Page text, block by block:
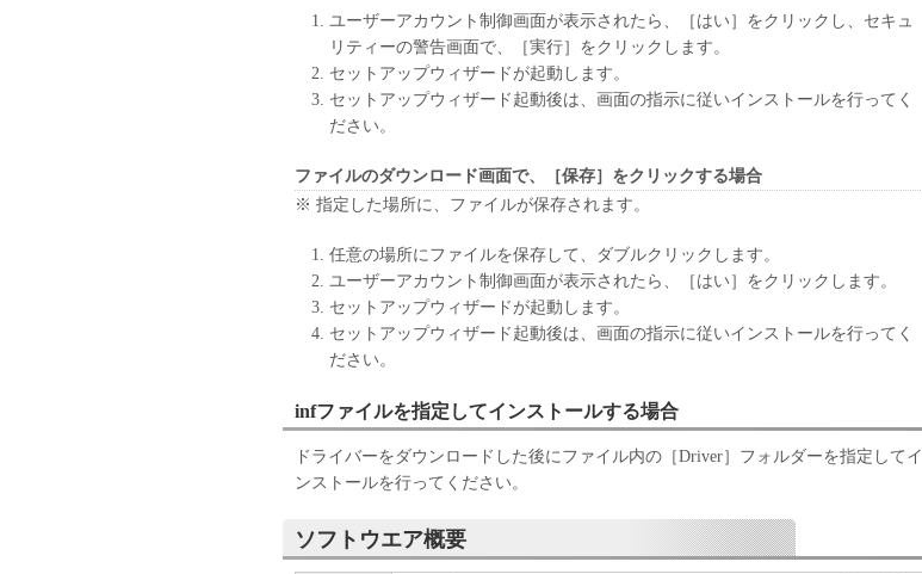
FOR MAINTAINING OR HELPING YOU TO USE THE SOFTWARE. NO
UPDATES, FIXES OR SUPPORTS WILL BE MADE AVAILABLE FOR THE
SOFTWARE.
7. NO WARRANTY AND DISCLAIMER OF INDEMNITY
[NO WARRANTY] THE SOFTWARE IS PROVIDED "AS IS" WITHOUT
BUT NOT LIMITED TO THE IMPLIED WARRANTIES OF MERCHANTABILITY
AND FITNESS FOR A PARTICULAR PURP OS E. THE ENTIRE RISK AS TO THE
THE SOFTWARE PROVE DEFECTIVE, YOU ASSUME THE ENTIRE C OS T OF
ALL NECESSARY SERVICING, REPAIR OR CORRECTION. SOME STATES OR
LEGAL JURISDICTIONS DO NOT ALLOW THE EXCLUSION OF IMPLIED
WARRANTIES, SO THE ABOVE EXCLUSION MAY NOT APPLY TO YOU.
THIS WARRANTY GIVES YOU SPECIFIC LEGAL RIGHTS AND YOU MAY ALSO
JURISDICTION TO JURISDICTION.
NEITHER CANON, CANON'S SUBSIDIARIES OR AFFILIATES, THEIR
DISTRIBUTORS, OR DEALERS NOR CANON'S LICENSORS WARRANT THAT
THE FUNCTIONS CONTAINED IN THE SOFTWARE WILL MEET YOUR
UNINTERRUPTED OR ERROR FREE.
[NO LIABILITY FOR DAMAGES] IN NO EVENT SHALL EITHER CANON,
ユーザーアカウント制御画面が表示されたら、［はい］をクリックし、セキュ
リティーの警告画面で、［実行］をクリックします。
セットアップウィザードが起動します。
セットアップウィザード起動後は、画面の指示に従いインストールを行ってく
ださい。
ファイルのダウンロード画面で、［保存］をクリックする場合
※ 指定した場所に、ファイルが保存されます。
任意の場所にファイルを保存して、ダブルクリックします。
ユーザーアカウント制御画面が表示されたら、［はい］をクリックします。
セットアップウィザードが起動します。
セットアップウィザード起動後は、画面の指示に従いインストールを行ってく
ださい。
infファイルを指定してインストールする場合
ドライバーをダウンロードした後にファイル内の［Driver］フォルダーを指定してイ
ンストールを行ってください。
ソフトウエア概要